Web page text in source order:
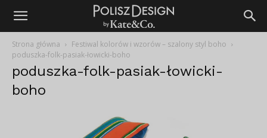
Strona główna
Festiwal kolorów i wzorów – szalony styl boho
poduszka-folk-pasiak-łowicki-boho
poduszka-folk-pasiak-łowicki-
boho